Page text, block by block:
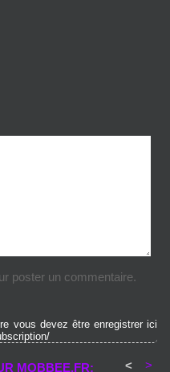
poster un commentaire.
vous devez être enregistrer ici
MOBBEE.FR: < >